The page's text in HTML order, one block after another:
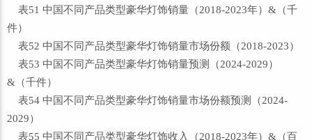
表51 中国不同产品类型豪华灯饰销量（2018-2023年）&（千
件）
表52 中国不同产品类型豪华灯饰销量市场份额（2018-2023）
表53 中国不同产品类型豪华灯饰销量预测（2024-2029）
&（千件）
表54 中国不同产品类型豪华灯饰销量市场份额预测（2024-
2029）
表55 中国不同产品类型豪华灯饰收入（2018-2023年）&（百